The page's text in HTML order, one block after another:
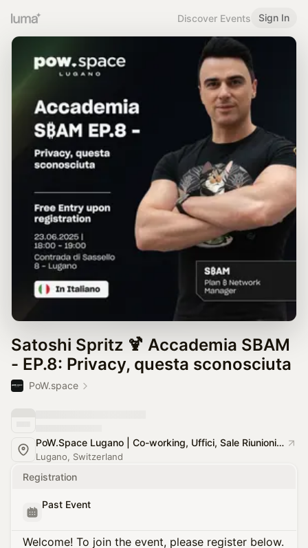
Discover Events Sign In
Satoshi Spritz 🍹 Accademia SBAM
- EP.8: Privacy, questa sconosciuta
PoW.space
PoW.Space Lugano | Co-working, Uffici, Sale Riunioni e Meeting, Eventi
Lugano, Switzerland
Registration
Past Event
Welcome! To join the event, please register below.